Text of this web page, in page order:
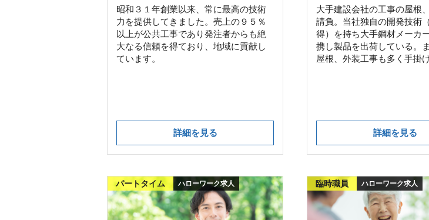
昭和３１年創業以来、常に最高の技術
力を提供してきました。売上の９５％
以上が公共工事であり発注者からも絶
大なる信頼を得ており、地域に貢献し
ています。
詳細を見る
大手建設会社の工事の屋根
請負。当社独自の開発技術
得）を持ち大手鋼材メーカ
携し製品を出荷している。
屋根、外装工事も多く手掛
詳細を見る
パートタイム ハローワーク求人 臨時職員 ハローワーク求人